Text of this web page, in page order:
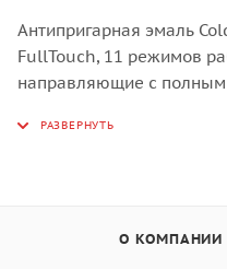
Антипригарная эмаль
FullTouch, 11 режимов
направляющие с
дизайн - чёрное стекло,
долговечное,О КОМПАНИИ